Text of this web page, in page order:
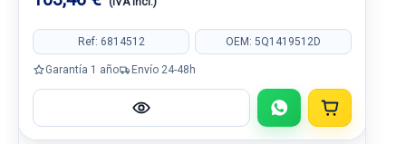
Ref: 6814512 OEM: 5Q1419512D
Garantía 1 año Envío 24-48h